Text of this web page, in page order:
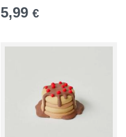
5,99 €